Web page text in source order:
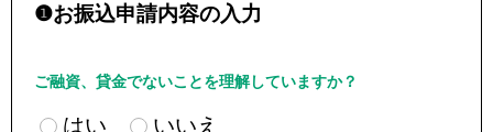
❶お振込申請内容の入力
ご融資、貸金でないことを理解していますか？
はい いいえ